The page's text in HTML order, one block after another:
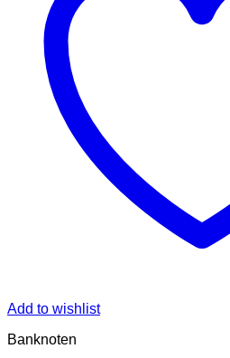
Add to wishlist
Banknoten